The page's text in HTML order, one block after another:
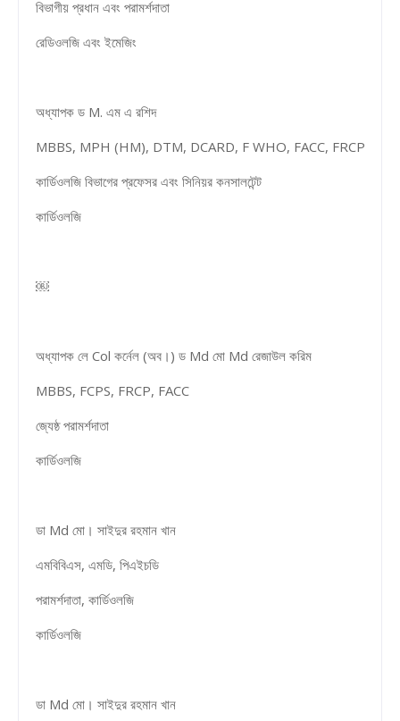
বিভাগীয় প্রধান এবং পরামর্শদাতা
রেডিওলজি এবং ইমেজিং
অধ্যাপক ড M. এম এ রশিদ
MBBS, MPH (HM), DTM, DCARD, F WHO, FACC, FRCP
কার্ডিওলজি বিভাগের প্রফেসর এবং সিনিয়র কনসালটেন্ট
কার্ডিওলজি
￼
অধ্যাপক লে Col কর্নেল (অব।) ড Md মো Md রেজাউল করিম
MBBS, FCPS, FRCP, FACC
জ্যেষ্ঠ পরামর্শদাতা
কার্ডিওলজি
ডা Md মো। সাইদুর রহমান খান
এমবিবিএস, এমডি, পিএইচডি
পরামর্শদাতা, কার্ডিওলজি
কার্ডিওলজি
ডা Md মো। সাইদুর রহমান খান